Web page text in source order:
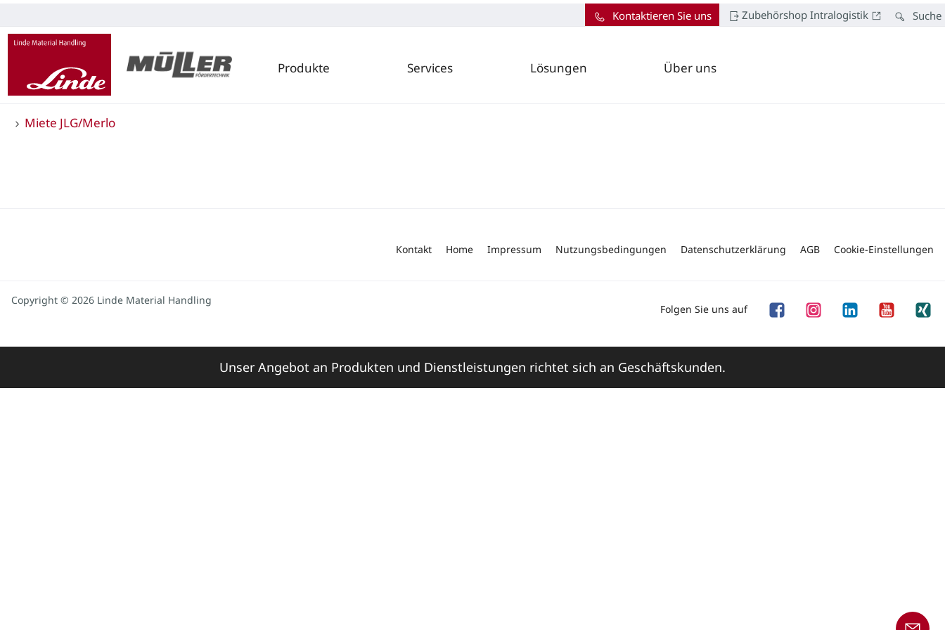
Produkte Services Lösungen Über uns
Suche
Zubehörshop Intralogistik
Kontaktieren Sie uns
Miete JLG/Merlo
Kontakt Home Impressum Nutzungsbedingungen Datenschutzerklärung AGB Cookie-Einstellungen
Folgen Sie uns auf
Copyright © 2026 Linde Material Handling
Unser Angebot an Produkten und Dienstleistungen richtet sich an Geschäftskunden.